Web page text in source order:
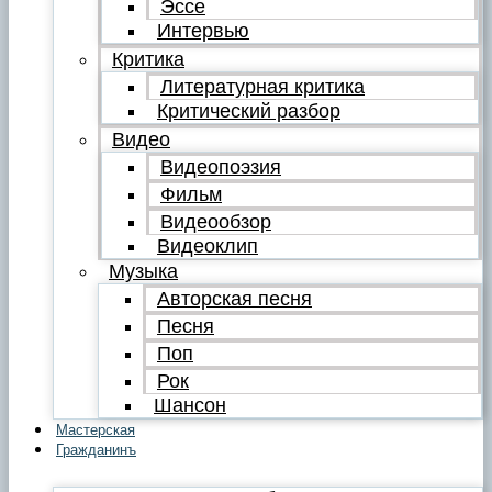
Эссе
Интервью
Критика
Литературная критика
Критический разбор
Видео
Видеопоэзия
Фильм
Видеообзор
Видеоклип
Музыка
Авторская песня
Песня
Поп
Рок
Шансон
Мастерская
Гражданинъ